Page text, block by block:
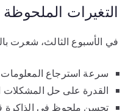
التغيرات
في الأسبوع الثالث، شعرت
سرعة استرجاع المعلومات بنسبة 70% أفضل
القدرة على حل
تحسن ملحوظ في الذاكرة